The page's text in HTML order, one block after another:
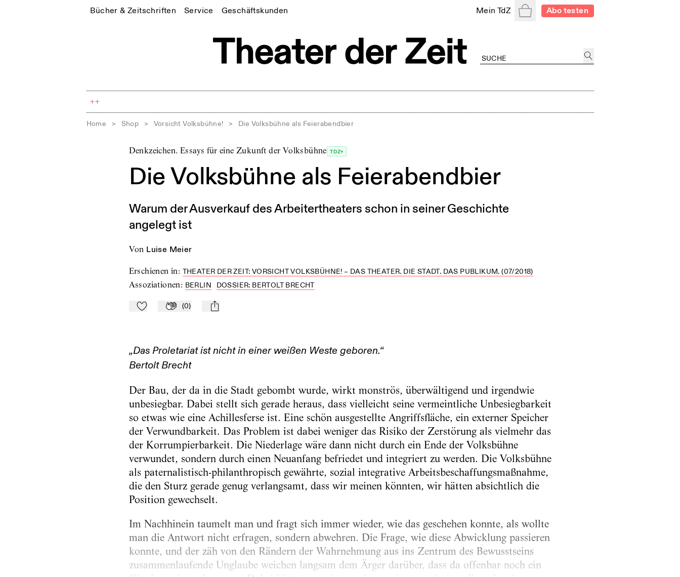
Bücher & Zeitschriften Service Geschäftskunden Mein TdZ WarenkorbAbo testen
++
Home > Shop > Vorsicht Volksbühne! > Die Volksbühne als Feierabendbier
Denkzeichen. Essays für eine Zukunft der Volksbühne TDZ+
Die Volksbühne als Feierabendbier
Warum der Ausverkauf des Arbeitertheaters schon in seiner Geschichte
angelegt ist
von Luise Meier
Erschienen in: THEATER DER ZEIT: VORSICHT VOLKSBÜHNE! – DAS THEATER. DIE STADT. DAS PUBLIKUM. (07/2018)
Assoziationen: BERLIN DOSSIER: BERTOLT BRECHT
Zu Mein-TdZ hinzufügen
Applaudieren
(0) mail
„Das Proletariat ist nicht in einer weißen Weste geboren.“
Bertolt Brecht
Der Bau, der da in die Stadt gebombt wurde, wirkt monströs, überwältigend und irgendwie
unbesiegbar. Dabei stellt sich gerade heraus, dass vielleicht seine vermeintliche Unbesiegbarkeit
so etwas wie eine Achillesferse ist. Eine schön ausgestellte Angriffsfläche, ein externer Speicher
der Verwundbarkeit. Das Problem ist dabei weniger das Risiko der Zerstörung als vielmehr das
der Korrumpierbarkeit. Die Niederlage wäre dann nicht durch ein Ende der Volksbühne
verwundet, sondern durch einen Neuanfang befriedet und integriert zu werden. Die Volksbühne
als paternalistisch-philanthropisch gewährte, sozial integrative Arbeitsbeschaffungsmaßnahme,
die den Sturz gerade genug verlangsamt, dass wir meinen könnten, wir hätten absichtlich die
Position gewechselt.
Im Nachhinein taumelt man und fragt sich immer wieder, wie das geschehen konnte, als wollte
man die Antwort nicht erfragen, sondern abwehren. Die Frage, wie diese Abwicklung passieren
konnte, und der zäh von den Rändern der Wahrnehmung aus ins Zentrum des Bewusstseins
zusammenlaufende Unglaube weichen langsam dem Ärger darüber, dass da offenbar noch ein